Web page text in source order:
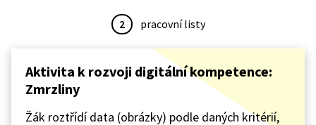
2 pracovní listy
Aktivita k rozvoji digitální kompetence:
Zmrzliny
Žák roztřídí data (obrázky) podle daných kritérií,